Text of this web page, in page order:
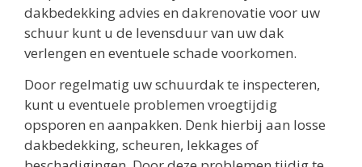
dakbedekking advies en dakrenovatie voor uw
schuur kunt u de levensduur van uw dak
verlengen en eventuele schade voorkomen.
Door regelmatig uw schuurdak te inspecteren,
kunt u eventuele problemen vroegtijdig
opsporen en aanpakken. Denk hierbij aan losse
dakbedekking, scheuren, lekkages of